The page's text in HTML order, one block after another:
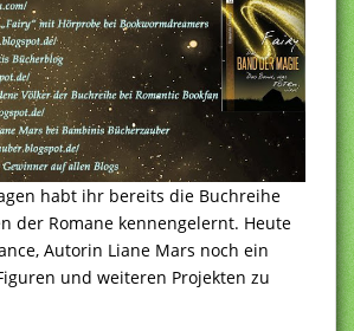
habt ihr bereits die Buchreihe
der Romane kennengelernt. Heute
Autorin Liane Mars noch ein
und weiteren Projekten zu